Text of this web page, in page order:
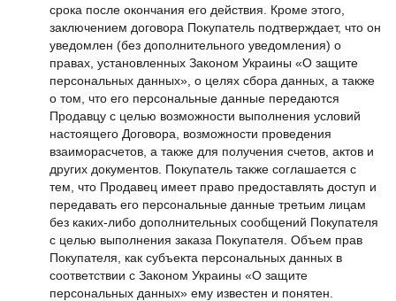
срока после окончания его действия. Кроме этого,
заключением договора Покупатель подтверждает, что он
уведомлен (без дополнительного уведомления) о
правах, установленных Законом Украины «О защите
персональных данных», о целях сбора данных, а также
о том, что его персональные данные передаются
Продавцу с целью возможности выполнения условий
настоящего Договора, возможности проведения
взаиморасчетов, а также для получения счетов, актов и
других документов. Покупатель также соглашается с
тем, что Продавец имеет право предоставлять доступ и
передавать его персональные данные третьим лицам
без каких-либо дополнительных сообщений Покупателя
с целью выполнения заказа Покупателя. Объем прав
Покупателя, как субъекта персональных данных в
соответствии с Законом Украины «О защите
персональных данных» ему известен и понятен.